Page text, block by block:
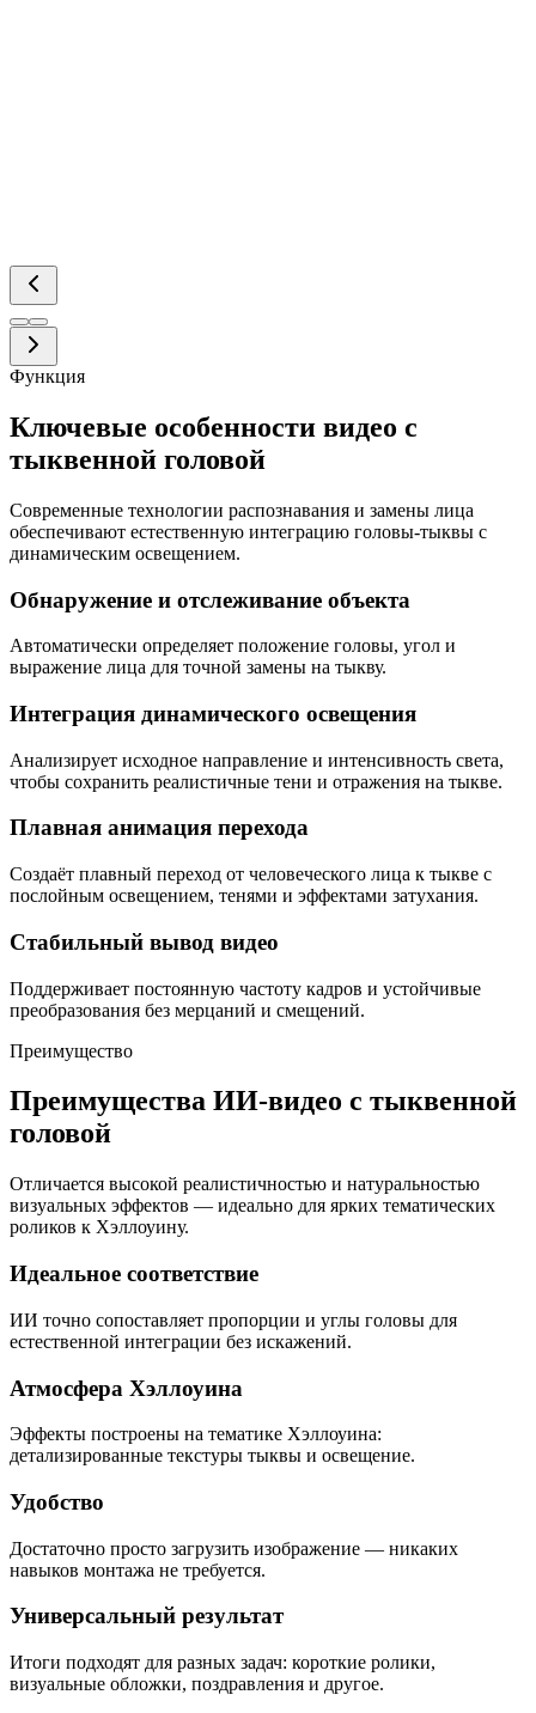
Функция
Ключевые особенности видео с
тыквенной головой
Современные технологии распознавания и замены лица
обеспечивают естественную интеграцию головы-тыквы с
динамическим освещением.
Обнаружение и отслеживание объекта
Автоматически определяет положение головы, угол и
выражение лица для точной замены на тыкву.
Интеграция динамического освещения
Анализирует исходное направление и интенсивность света,
чтобы сохранить реалистичные тени и отражения на тыкве.
Плавная анимация перехода
Создаёт плавный переход от человеческого лица к тыкве с
послойным освещением, тенями и эффектами затухания.
Стабильный вывод видео
Поддерживает постоянную частоту кадров и устойчивые
преобразования без мерцаний и смещений.
Преимущество
Преимущества ИИ-видео с тыквенной
головой
Отличается высокой реалистичностью и натуральностью
визуальных эффектов — идеально для ярких тематических
роликов к Хэллоуину.
Идеальное соответствие
ИИ точно сопоставляет пропорции и углы головы для
естественной интеграции без искажений.
Атмосфера Хэллоуина
Эффекты построены на тематике Хэллоуина:
детализированные текстуры тыквы и освещение.
Удобство
Достаточно просто загрузить изображение — никаких
навыков монтажа не требуется.
Универсальный результат
Итоги подходят для разных задач: короткие ролики,
визуальные обложки, поздравления и другое.